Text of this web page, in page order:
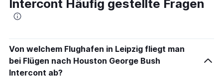
Intercont Häufig gestellte Fragen
Von welchem Flughafen in Leipzig fliegt man
bei Flügen nach Houston George Bush
Intercont ab?